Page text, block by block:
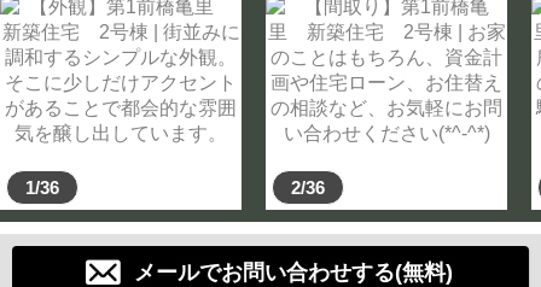
1/36 2/36
メールでお問い合わせする(無料)